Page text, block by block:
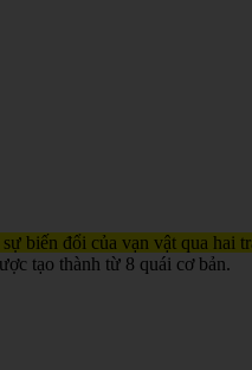
biến đổi của vạn vật qua hai
tạo thành từ 8 quái cơ bản.